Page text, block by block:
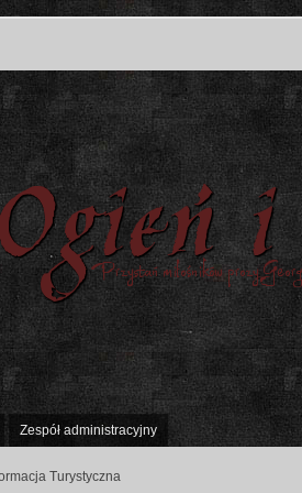
Zespół administracyjny
Turystyczna